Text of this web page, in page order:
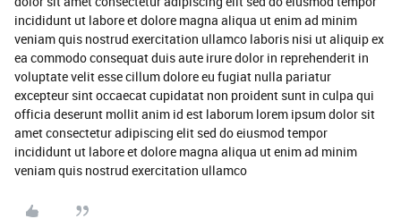
incididunt ut labore et dolore magna aliqua ut enim ad minim
veniam quis nostrud exercitation ullamco laboris nisi ut aliquip ex
ea commodo consequat duis aute irure dolor in reprehenderit in
voluptate velit esse cillum dolore eu fugiat nulla pariatur
excepteur sint occaecat cupidatat non proident sunt in culpa qui
officia deserunt mollit anim id est laborum lorem ipsum dolor sit
amet consectetur adipiscing elit sed do eiusmod tempor
incididunt ut labore et dolore magna aliqua ut enim ad minim
veniam quis nostrud exercitation ullamco